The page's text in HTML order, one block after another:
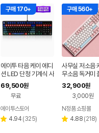
구매 170+
에이투 타음 케이 에디
션 LED 단청 기계식 사
무용 유선 키보드 일월
오봉도, 적축
69,500원
무료
에이투스토어
별 4.94 리
(325)
구매 560+
사무실 저소음
무소음 독거미
조용한 컴퓨터
핑크 유선 사무
32,900원
3,000원
N정품 쇼핑몰
별 4.88 리
(218)